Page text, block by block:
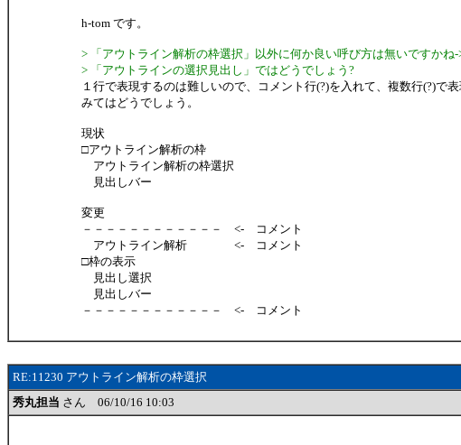
h-tom です。
> 「アウトライン解析の枠選択」以外に何か良い呼び方は無いですかね
> 「アウトラインの選択見出し」ではどうでしょう?
１行で表現するのは難しいので、コメント行(?)を入れて、複数行(?)で
みてはどうでしょう。
現状
□アウトライン解析の枠
アウトライン解析の枠選択
見出しバー
変更
－－－－－－－－－－－－ <- コメント
アウトライン解析 <- コメント
□枠の表示
見出し選択
見出しバー
－－－－－－－－－－－－ <- コメント
RE:11230 アウトライン解析の枠選択
秀丸担当 さん 06/10/16 10:03